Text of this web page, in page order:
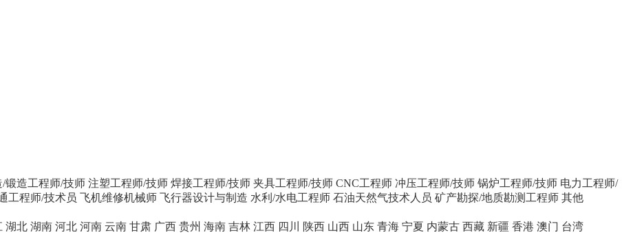
/锻造工程师/技师 注塑工程师/技师 焊接工程师/技师 夹具工程师/技师 CNC工程师 冲压工程师/技师 锅炉工程师/技师 电力工程师/
工程师/技术员 飞机维修机械师 飞行器设计与制造 水利/水电工程师 石油天然气技术人员 矿产勘探/地质勘测工程师 其他
湖北 湖南 河北 河南 云南 甘肃 广西 贵州 海南 吉林 江西 四川 陕西 山西 山东 青海 宁夏 内蒙古 西藏 新疆 香港 澳门 台湾